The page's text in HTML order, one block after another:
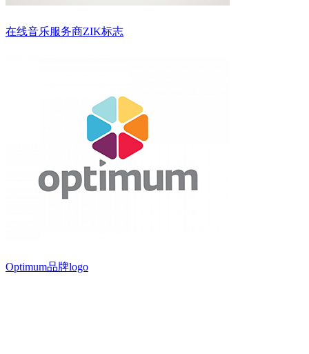
在线音乐服务商ZIK标志
Optimum品牌logo